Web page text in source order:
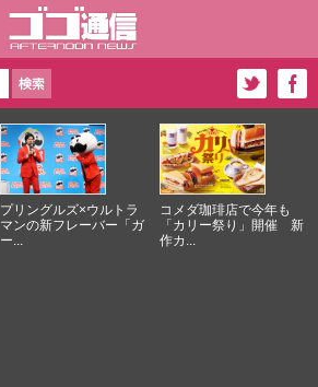
プリングルズ×ウルトラ
マンの新フレーバー「ガ
ー...
コメダ珈琲店で今年も
「カリー祭り」開催 新
作カ...